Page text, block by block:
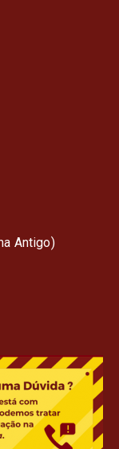
Antigo)